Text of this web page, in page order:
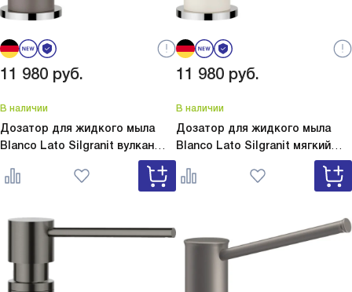
11 980 руб.
В наличии
Дозатор для жидкого мыла
Blanco Lato Silgranit вулкан
Lato Silgranit вулкан
серый 526954
11 980 руб.
В наличии
Дозатор для жидкого мыла
Blanco Lato Silgranit мягкий
Lato Silgranit мягкий
белый 526955